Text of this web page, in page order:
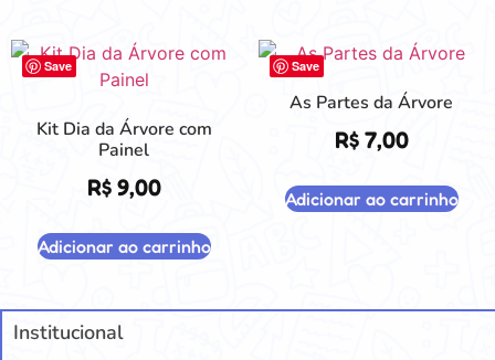
Save
Kit Dia da Árvore com
Painel
R$9,00
Adicionar ao carrinho
Save
As Partes da Árvore
R$7,00
Adicionar ao carrinho
Institucional